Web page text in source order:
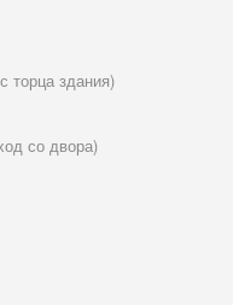
торца здания)
со двора)